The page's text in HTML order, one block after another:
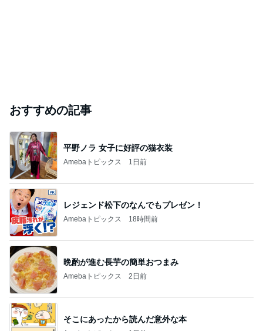
おすすめの記事
平野ノラ 女子に好評の猫衣装
Amebaトピックス 1日前
レジェンド松下のなんでもプレゼン！
Amebaトピックス 18時間前
晩酌が進む長芋の簡単おつまみ
Amebaトピックス 2日前
そこにあったから読んだ意外な本